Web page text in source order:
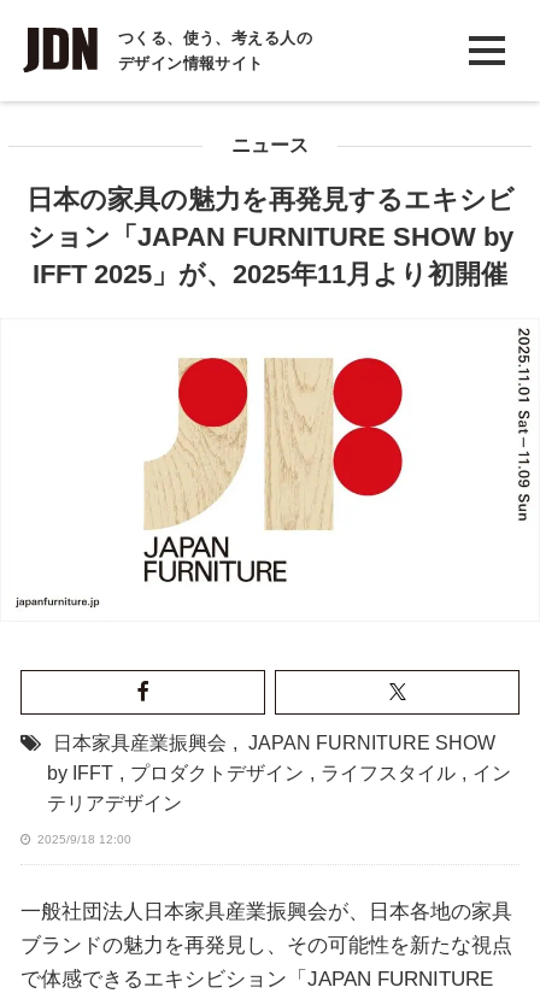
つくる、使う、考える人の
デザイン情報サイト
INTERVIEW
インタビュー
COLUMN
コラム
ニュース
日本の家具の魅力を再発見するエキシビ
ション「JAPAN FURNITURE SHOW by
IFFT 2025」が、2025年11月より初開催
日本家具産業振興会 , JAPAN FURNITURE SHOW
by IFFT , プロダクトデザイン , ライフスタイル , イン
テリアデザイン
2025/9/18 12:00
一般社団法人日本家具産業振興会が、日本各地の家具
ブランドの魅力を再発見し、その可能性を新たな視点
で体感できるエキシビション「JAPAN FURNITURE